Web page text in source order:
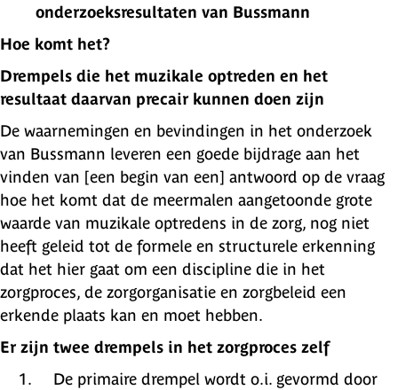
onderzoeksresultaten van Bussmann
Hoe komt het?
Drempels die het muzikale optreden en het
resultaat daarvan precair kunnen doen zijn
De waarnemingen en bevindingen in het onderzoek
van Bussmann leveren een goede bijdrage aan het
vinden van [een begin van een] antwoord op de vraag
hoe het komt dat de meermalen aangetoonde grote
waarde van muzikale optredens in de zorg, nog niet
heeft geleid tot de formele en structurele erkenning
dat het hier gaat om een discipline die in het
zorgproces, de zorgorganisatie en zorgbeleid een
erkende plaats kan en moet hebben.
Er zijn twee drempels in het zorgproces zelf
De primaire drempel wordt o.i. gevormd door